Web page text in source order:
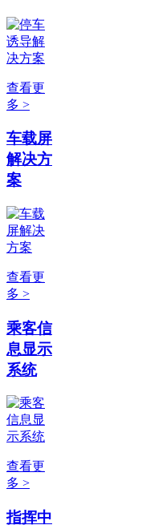
查看更
多 >
车载屏
解决方
案
查看更
多 >
乘客信
息显示
系统
查看更
多 >
指挥中